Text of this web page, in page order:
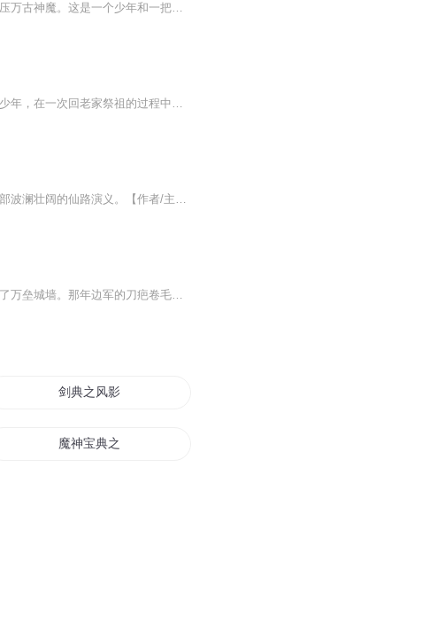
【内容简介】一把残剑，斩落诸天星辰；一卷古画，埋葬阴阳轮回；一块残碑，镇压万古神魔。这是一个少年和一把菜刀的故事；这是一个我命由我不由天的故事；这是一个无上强者崛起于微末的故事。【作者/主播】作者：三只老虎主播：声画联盟【购买须知】1、本...
【内容简介】一个生活在现代，读古圣贤之书，养浩然之气，追求内心世界的现代少年，在一次回老家祭祖的过程中，遇到传说中的豺狼拜月，无意闯入其中，进入到了另一个陌生的世界。 在这个世界中，少年发现许多与现代世界的神话传说息息相关的秘密——这是一...
【内容简介】炼体成神，炼气为仙。道火在手，仙神双修，成就无上玄法。这是一部波澜壮阔的仙路演义。【作者/主播简介】作者：戏水金鱼，网络小说作家。主播：易V剑。【购买须知】1、本作品为付费有声书，前102集为免费试听，购买成功后，即可收听，可下载...
【内容简介】那年浮屠寺的赤脚和尚一指断山成永河。那年耍剑的先生手持草芥碎了万垒城墙。那年边军的刀疤卷毛驰骋沙场一路尘土飞扬。那年倒骑马的色痞活色生香。酒馆之中喧闹非常，说书先生格外繁忙。在很多年后，有个少年‘哧溜哧溜’的吃着麻辣片汤，听...
剑典之风影传说
魔神宝典之魔神同修